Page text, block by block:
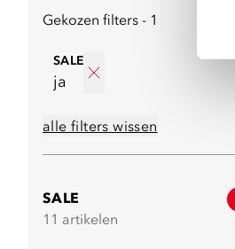
Gekozen filters - 1
SALE
ja
alle filters wissen
SALE
11 artikelen